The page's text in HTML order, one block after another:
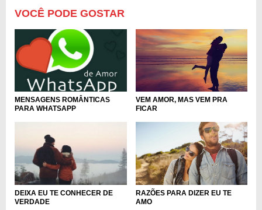
VOCÊ PODE GOSTAR
MENSAGENS ROMÂNTICAS
PARA WHATSAPP
VEM AMOR, MAS VEM PRA
FICAR
DEIXA EU TE CONHECER DE
VERDADE
RAZÕES PARA DIZER EU TE
AMO